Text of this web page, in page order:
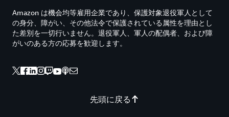
先頭に戻る
Amazon は機会均等雇用企業であり、保護対象退役軍人として
の身分、障がい、その他法令で保護されている属性を理由とし
た差別を一切行いません。退役軍人、軍人の配偶者、および障
がいのある方の応募を歓迎します。